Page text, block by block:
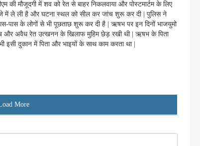
मौजूदगी में शव को रेत से बाहर निकलवाया और पोस्टमार्टम के लिए
में ले ली है और घटना स्थल को सील कर जांच शुरू कर दी | पुलिस ने
पास के लोगों से भी पूछताछ शुरू कर दी है | ऋषभ पर इन दिनों भाजयुमो
और अवैध रेत उत्खनन के खिलाफ मुहिम छेड़ रखी थी | ऋषभ के पिता
दुकान में पिता और भाइयों के साथ काम करता था |
More